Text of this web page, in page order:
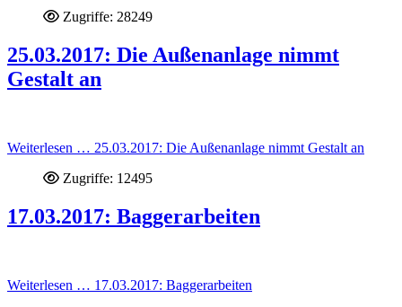
Zugriffe: 28249
25.03.2017: Die Außenanlage nimmt
Gestalt an
Weiterlesen … 25.03.2017: Die Außenanlage nimmt Gestalt an
Zugriffe: 12495
17.03.2017: Baggerarbeiten
Weiterlesen … 17.03.2017: Baggerarbeiten